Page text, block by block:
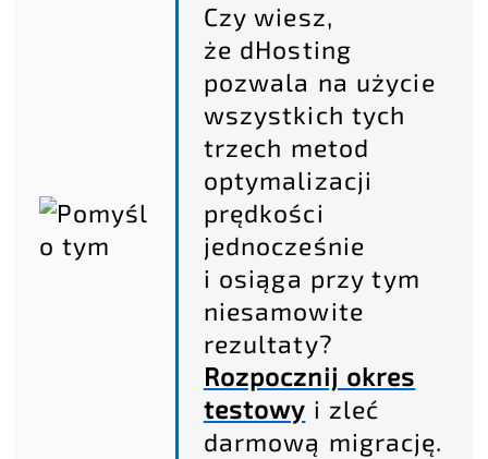
Czy wiesz,
że dHosting
pozwala na użycie
wszystkich tych
trzech metod
optymalizacji
prędkości
jednocześnie
i osiąga przy tym
niesamowite
rezultaty?
Rozpocznij okres
testowy i zleć
darmową migrację.